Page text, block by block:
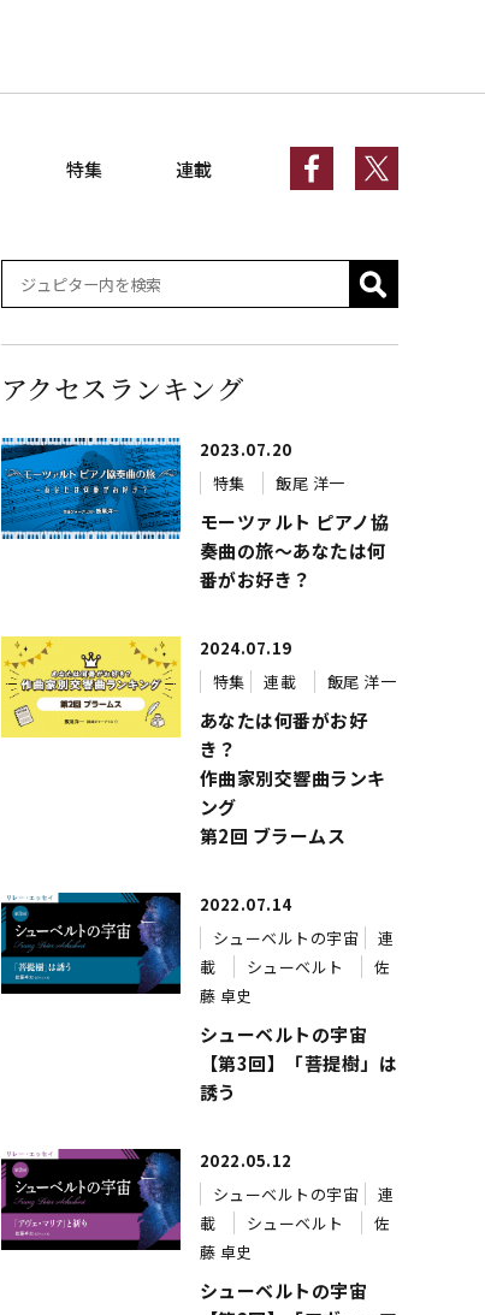
特集 連載
アクセスランキング
2023.07.20
特集
飯尾 洋一
モーツァルト ピアノ協
奏曲の旅～あなたは何
番がお好き？
2024.07.19
特集
連載 飯尾 洋一
あなたは何番がお好
き？
作曲家別交響曲ランキ
ング
第2回 ブラームス
2022.07.14
シューベルトの宇宙
連
載
シューベルト
佐
藤 卓史
シューベルトの宇宙
【第3回】「菩提樹」は
誘う
2022.05.12
シューベルトの宇宙
連
載
シューベルト
佐
藤 卓史
シューベルトの宇宙